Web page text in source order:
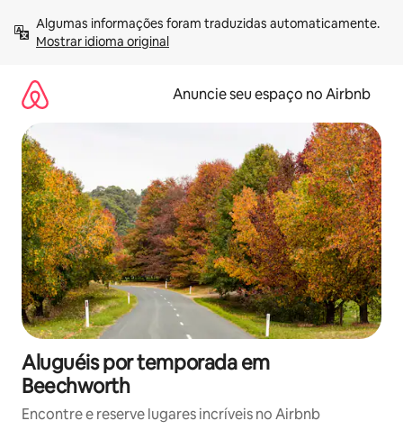
para
Mostrar idioma original
Anuncie seu espaço no Airbnb
Aluguéis por temporada em
Beechworth
Encontre e reserve lugares incríveis no Airbnb